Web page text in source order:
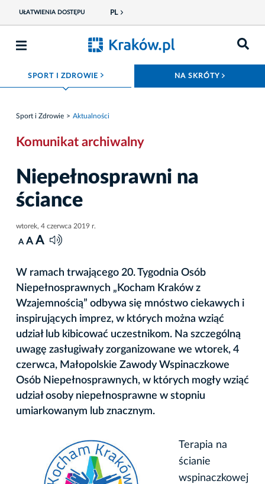
UŁATWIENIA DOSTĘPU PL
SPORT I ZDROWIE ROZWIŃ MENU NA SKRÓTY
Sport i Zdrowie Aktualności
Komunikat archiwalny
Niepełnosprawni na
ściance
wtorek, 4 czerwca 2019 r.
A A A
W ramach trwającego 20. Tygodnia Osób
Niepełnosprawnych „Kocham Kraków z
Wzajemnością” odbywa się mnóstwo ciekawych i
inspirujących imprez, w których można wziąć
udział lub kibicować uczestnikom. Na szczególną
uwagę zasługiwały zorganizowane we wtorek, 4
czerwca, Małopolskie Zawody Wspinaczkowe
Osób Niepełnosprawnych, w których mogły wziąć
udział osoby niepełnosprawne w stopniu
umiarkowanym lub znacznym.
Terapia na
ścianie
wspinaczkowej